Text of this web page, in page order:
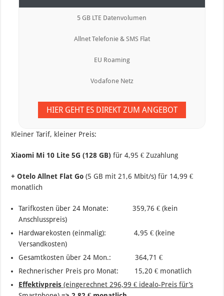
5 GB LTE Datenvolumen
Allnet Telefonie & SMS Flat
EU Roaming
Vodafone Netz
HIER GEHT ES DIREKT ZUM ANGEBOT
Kleiner Tarif, kleiner Preis:
Xiaomi Mi 10 Lite 5G (128 GB)für 4,95 € Zuzahlung
+ Otelo Allnet Flat Go (5 GB mit 21,6 Mbit/s) für 14,99 €
monatlich
Tarifkosten über 24 Monate: 359,76 € (kein
Anschlusspreis)
Hardwarekosten (einmalig): 4,95 € (keine
Versandkosten)
Gesamtkosten über 24 Mon.: 364,71 €
Rechnerischer Preis pro Monat: 15,20 € monatlich
Effektivpreis(eingerechnet 296,99 € idealo-Preis für’s